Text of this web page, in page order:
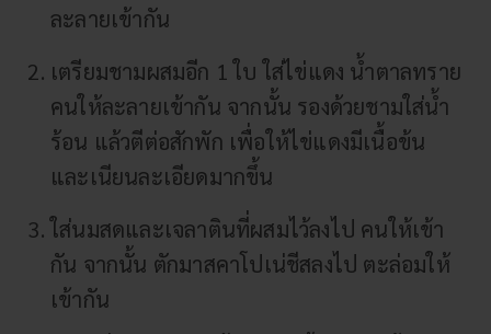
ละลายเข้ากัน
เตรียมชามผสมอีก 1 ใบ ใส่ไข่แดง น้ำตาลทราย
คนให้ละลายเข้ากัน จากนั้น รองด้วยชามใส่น้ำ
ร้อน แล้วตีต่อสักพัก เพื่อให้ไข่แดงมีเนื้อข้น
และเนียนละเอียดมากขึ้น
ใส่นมสดและเจลาตินที่ผสมไว้ลงไป คนให้เข้า
กัน จากนั้น ตักมาสคาโปเน่ชีสลงไป ตะล่อมให้
เข้ากัน